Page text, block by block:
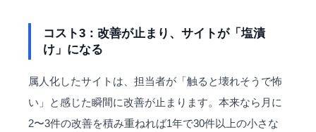
コスト3：改善が止まり、サイトが「塩漬
け」になる
属人化したサイトは、担当者が「触ると壊れそうで怖
い」と感じた瞬間に改善が止まります。本来なら月に
2〜3件の改善を積み重ねれば1年で30件以上の小さな